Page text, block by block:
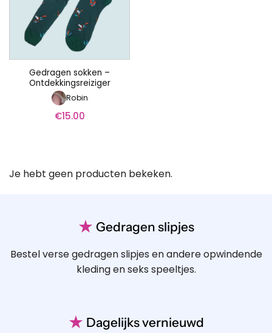
Gedragen sokken –
Ontdekkingsreiziger
Robin
€15.00
Je hebt geen producten bekeken.
★ Gedragen slipjes
Bestel verse gedragen slipjes en andere opwindende
kleding en seks speeltjes.
★ Dagelijks vernieuwd